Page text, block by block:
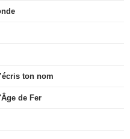
ton nom
de Fer